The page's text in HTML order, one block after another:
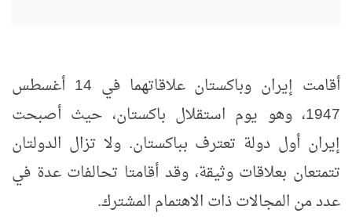
أقامت إيران وباكستان علاقاتهما في 14 أغسطس
1947، وهو يوم استقلال باكستان، حيث أصبحت
إيران أول دولة تعترف بباكستان. ولا تزال الدولتان
تتمتعان بعلاقات وثيقة، وقد أقامتا تحالفات عدة في
عدد من المجالات ذات الاهتمام المشترك.